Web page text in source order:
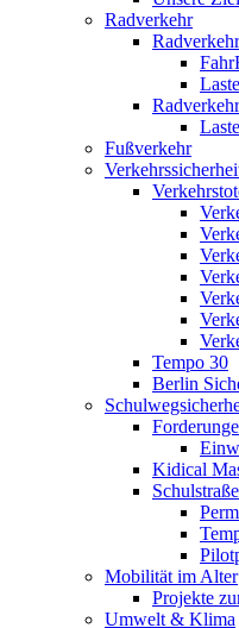
Radverkehr
Fußverkehr
Tempo 30
Berlin
Kidical
Mobilität im Alter
Projekte
Umwelt & Klima